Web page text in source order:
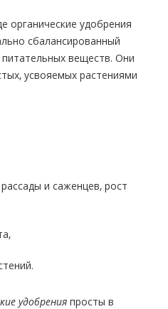
органические удобрения
сбалансированный
веществ. Они
усвояемых растениями
и саженцев, рост
удобрения просты в